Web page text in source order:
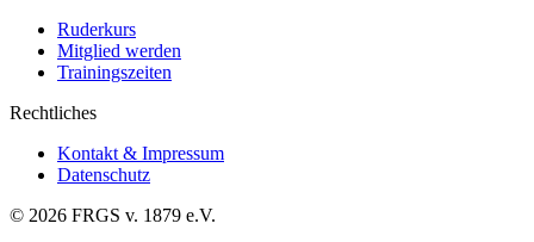
Ruderkurs
Mitglied werden
Trainingszeiten
Rechtliches
Kontakt & Impressum
Datenschutz
© 2026 FRGS v. 1879 e.V.